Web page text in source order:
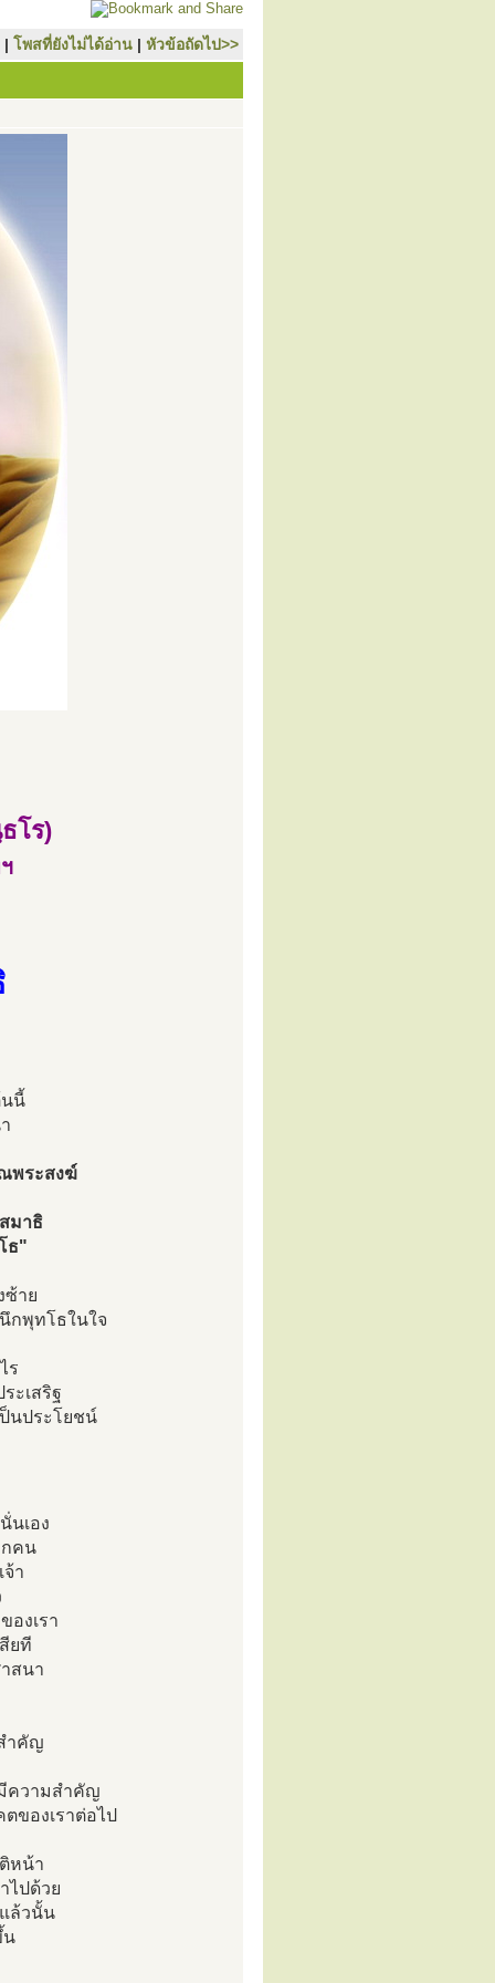
| โพสที่ยังไม่ได้อ่าน | หัวข้อถัดไป>>
โร)
นนี้
พระสงฆ์
มาธิ
ธ"
ซ้าย
กพุทโธในใจ
ร
ะเสริฐ
ป็นประโยชน์
นเอง
กคน
า
องเรา
ยที
สนา
ำคัญ
มีความสำคัญ
ของเราต่อไป
หน้า
ไปด้วย
ล้วนั้น
น